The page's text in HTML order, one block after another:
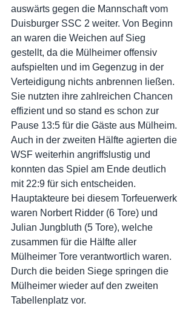
auswärts gegen die Mannschaft vom
Duisburger SSC 2 weiter. Von Beginn
an waren die Weichen auf Sieg
gestellt, da die Mülheimer offensiv
aufspielten und im Gegenzug in der
Verteidigung nichts anbrennen ließen.
Sie nutzten ihre zahlreichen Chancen
effizient und so stand es schon zur
Pause 13:5 für die Gäste aus Mülheim.
Auch in der zweiten Hälfte agierten die
WSF weiterhin angriffslustig und
konnten das Spiel am Ende deutlich
mit 22:9 für sich entscheiden.
Hauptakteure bei diesem Torfeuerwerk
waren Norbert Ridder (6 Tore) und
Julian Jungbluth (5 Tore), welche
zusammen für die Hälfte aller
Mülheimer Tore verantwortlich waren.
Durch die beiden Siege springen die
Mülheimer wieder auf den zweiten
Tabellenplatz vor.